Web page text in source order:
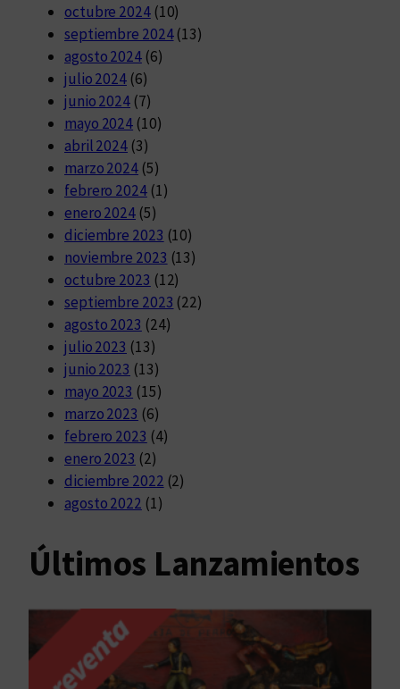
octubre 2024(10)
septiembre 2024(13)
agosto 2024(6)
julio 2024 (6)
junio 2024 (7)
mayo 2024 (10)
abril 2024 (3)
marzo 2024 (5)
febrero 2024(1)
enero 2024 (5)
diciembre 2023 (10)
noviembre 2023 (13)
octubre 2023 (12)
septiembre 2023 (22)
agosto 2023 (24)
julio 2023 (13)
junio 2023 (13)
mayo 2023 (15)
marzo 2023 (6)
febrero 2023 (4)
enero 2023 (2)
diciembre 2022 (2)
agosto 2022 (1)
Últimos Lanzamientos